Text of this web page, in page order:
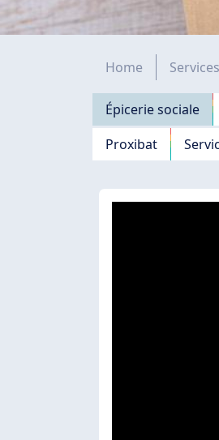
Fil d'Ariane
Home Services
Navigation
Épicerie sociale
Proxibat